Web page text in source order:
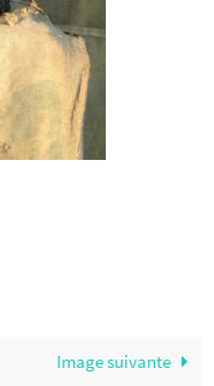
Image suivante